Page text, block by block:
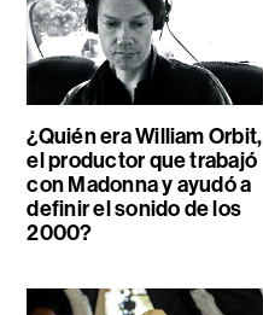
¿Quién era William Orbit,
el productor que trabajó
con Madonna y ayudó a
definir el sonido de los
2000?